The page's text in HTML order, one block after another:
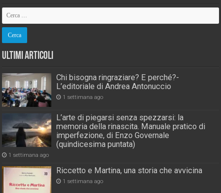
Ultimi Articoli
Chi bisogna ringraziare? E perché?-
L’editoriale di Andrea Antonuccio
1 settimana ago
L’arte di piegarsi senza spezzarsi: la
memoria della rinascita. Manuale pratico di
imperfezione, di Enzo Governale
(quindicesima puntata)
1 settimana ago
Riccetto e Martina, una storia che avvicina
1 settimana ago